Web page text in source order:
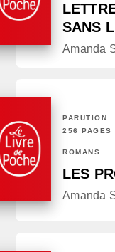
SANS
Amanda
PARUTION
256 PAGES
ROMANS
LES
Amanda